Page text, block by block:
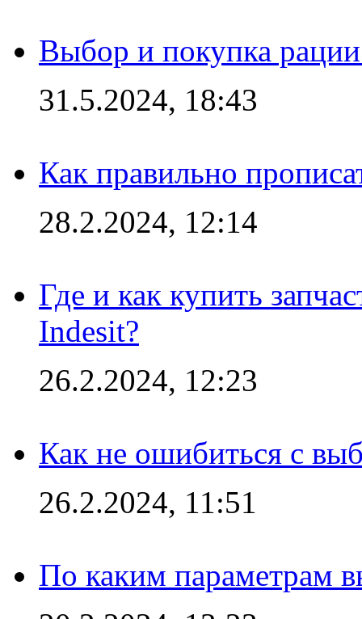
Выбор и покупка
31.5.2024, 18:43
Как правильно
28.2.2024, 12:14
Где и как купить
Indesit?
26.2.2024, 12:23
Как не ошибиться с
26.2.2024, 11:51
По каким параметрам